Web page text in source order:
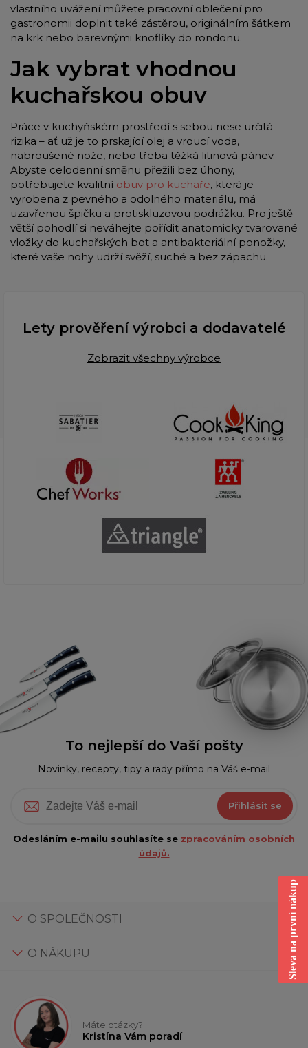
vlastního uvážení můžete pracovní oblečení pro
gastronomii doplnit také zástěrou, originálním šátkem
na krk nebo barevnými knoflíky do rondonu.
Jak vybrat vhodnou
kuchařskou obuv
Práce v kuchyňském prostředí s sebou nese určitá
rizika – ať už je to prskající olej a vroucí voda,
nabroušené nože, nebo třeba těžká litinová pánev.
Abyste celodenní směnu přežili bez úhony,
potřebujete kvalitní obuv pro kuchaře, která je
vyrobena z pevného a odolného materiálu, má
uzavřenou špičku a protiskluzovou podrážku. Pro ještě
větší pohodlí si neváhejte pořídit anatomicky tvarované
vložky do kuchařských bot a antibakteriální ponožky,
které vaše nohy udrží svěží, suché a bez zápachu.
Lety prověření výrobci a dodavatelé
Zobrazit všechny výrobce
To nejlepší do Vaší pošty
Novinky, recepty, tipy a rady přímo na Váš e-mail
Přihlásit se
Odesláním e-mailu souhlasíte se zpracováním osobních
údajů.
O SPOLEČNOSTI
O NÁKUPU
Máte otázky?
Kristína Vám poradí
Sleva na první nákup